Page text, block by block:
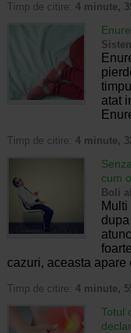
Timp de citire: 4 minute,
atat
Timp de citire: 4 minute,
cum
Boli
cazuri, aceasta
Timp de citire: 4 minute,
Totul